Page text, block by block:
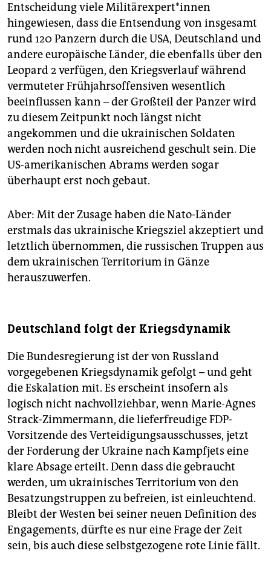
Entscheidung viele Militär­expert*innen
hingewiesen, dass die Entsendung von insgesamt
rund 120 Panzern durch die USA, Deutschland und
andere europäische Länder, die ebenfalls über den
Leopard 2 verfügen, den Kriegsverlauf während
vermuteter Frühjahrsoffensiven wesentlich
beeinflussen kann – der Großteil der Panzer wird
zu diesem Zeitpunkt noch längst nicht
angekommen und die ukrainischen Soldaten
werden noch nicht ausreichend geschult sein. Die
US-amerikanischen Abrams werden sogar
überhaupt erst noch gebaut.
Aber: Mit der Zusage haben die Nato-Länder
erstmals das ukrainische Kriegsziel akzeptiert und
letztlich übernommen, die russischen Truppen aus
dem ukrainischen Territorium in Gänze
herauszuwerfen.
Deutschland folgt der Kriegsdynamik
Die Bundesregierung ist der von Russland
vorgegebenen Kriegsdynamik gefolgt – und geht
die Eskalation mit. Es erscheint insofern als
logisch nicht nachvollziehbar, wenn Marie-Agnes
Strack-Zimmermann, die lieferfreudige FDP-
Vorsitzende des Verteidigungsausschusses, jetzt
der Forderung der Ukraine nach Kampfjets eine
klare Absage erteilt. Denn dass die gebraucht
werden, um ukrainisches Territorium von den
Besatzungstruppen zu befreien, ist einleuchtend.
Bleibt der Westen bei seiner neuen Definition des
Engagements, dürfte es nur eine Frage der Zeit
sein, bis auch diese selbstgezogene rote Linie fällt.